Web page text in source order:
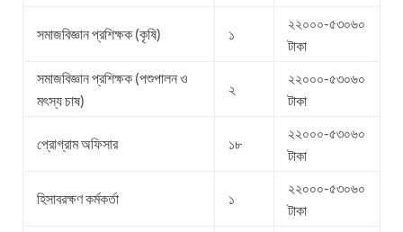
সমাজবিজ্ঞান প্রশিক্ষক (কৃষি) ১
২২০০০-৫৩০৬০
টাকা
সমাজবিজ্ঞান প্রশিক্ষক (পশুপালন ও
মৎস্য চাষ)
২
২২০০০-৫৩০৬০
টাকা
প্রোগ্রাম অফিসার ১৮
২২০০০-৫৩০৬০
টাকা
হিসাবরক্ষণ কর্মকর্তা ১
২২০০০-৫৩০৬০
টাকা